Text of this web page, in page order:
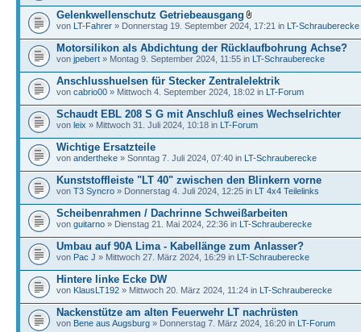
Gelenkwellenschutz Getriebeausgang
von LT-Fahrer » Donnerstag 19. September 2024, 17:21 in LT-Schrauberecke
Motorsilikon als Abdichtung der Rücklaufbohrung Achse?
von jpebert » Montag 9. September 2024, 11:55 in LT-Schrauberecke
Anschlusshuelsen für Stecker Zentralelektrik
von cabrio00 » Mittwoch 4. September 2024, 18:02 in LT-Forum
Schaudt EBL 208 S G mit Anschluß eines Wechselrichter
von leix » Mittwoch 31. Juli 2024, 10:18 in LT-Forum
Wichtige Ersatzteile
von andertheke » Sonntag 7. Juli 2024, 07:40 in LT-Schrauberecke
Kunststoffleiste "LT 40" zwischen den Blinkern vorne
von T3 Syncro » Donnerstag 4. Juli 2024, 12:25 in LT 4x4 Teilelinks
Scheibenrahmen / Dachrinne Schweißarbeiten
von guitarno » Dienstag 21. Mai 2024, 22:36 in LT-Schrauberecke
Umbau auf 90A Lima - Kabellänge zum Anlasser?
von Pac J » Mittwoch 27. März 2024, 16:29 in LT-Schrauberecke
Hintere linke Ecke DW
von KlausLT192 » Mittwoch 20. März 2024, 11:24 in LT-Schrauberecke
Nackenstütze am alten Feuerwehr LT nachrüsten
von Bene aus Augsburg » Donnerstag 7. März 2024, 16:20 in LT-Forum